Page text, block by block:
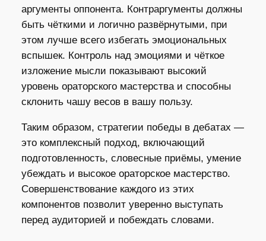
аргументы оппонента. Контраргументы должны
быть чёткими и логично развёрнутыми, при
этом лучше всего избегать эмоциональных
вспышек. Контроль над эмоциями и чёткое
изложение мысли показывают высокий
уровень ораторского мастерства и способны
склонить чашу весов в вашу пользу.
Таким образом, стратегии победы в дебатах —
это комплексный подход, включающий
подготовленность, словесные приёмы, умение
убеждать и высокое ораторское мастерство.
Совершенствование каждого из этих
компонентов позволит уверенно выступать
перед аудиторией и побеждать словами.